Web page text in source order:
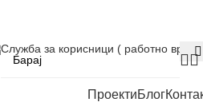
Служба за корисници ( работно
ПроектиБлог